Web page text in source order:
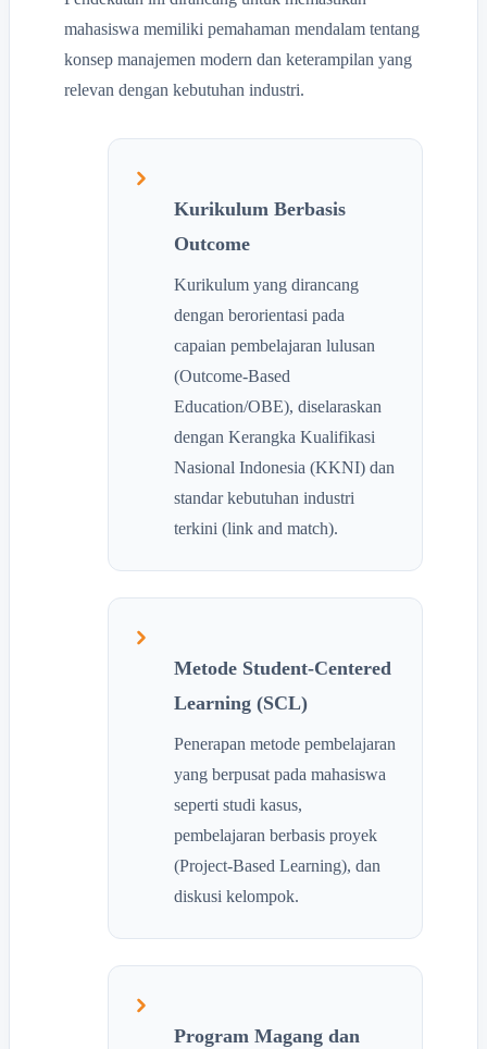
mahasiswa memiliki pemahaman mendalam tentang
konsep manajemen modern dan keterampilan yang
relevan dengan kebutuhan industri.
Kurikulum Berbasis
Outcome
Kurikulum yang dirancang
dengan berorientasi pada
capaian pembelajaran lulusan
(Outcome-Based
Education/OBE), diselaraskan
dengan Kerangka Kualifikasi
Nasional Indonesia (KKNI) dan
standar kebutuhan industri
terkini (link and match).
Metode Student-Centered
Learning (SCL)
Penerapan metode pembelajaran
yang berpusat pada mahasiswa
seperti studi kasus,
pembelajaran berbasis proyek
(Project-Based Learning), dan
diskusi kelompok.
Program Magang dan